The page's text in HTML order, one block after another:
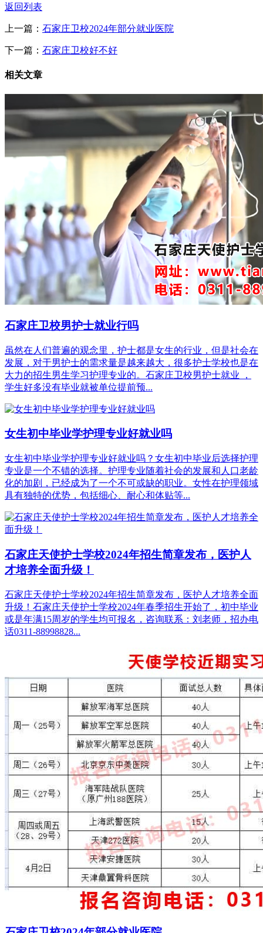
返回列表
上一篇： 石家庄卫校2024年部分就业医院
下一篇： 石家庄卫校好不好
相关文章
石家庄卫校男护士就业行吗
虽然在人们普遍的观念里，护士都是女生的行业，但是社会在
发展，对于男护士的需求量是越来越大，很多护士学校也是在
大力的招生男生学习护理专业的。石家庄卫校男护士就业 ，
学生好多没有毕业就被单位提前预...
女生初中毕业学护理专业好就业吗
女生初中毕业学护理专业好就业吗？女生初中毕业后选择护理
专业是一个不错的选择。护理专业随着社会的发展和人口老龄
化的加剧，已经成为了一个不可或缺的职业。女性在护理领域
具有独特的优势，包括细心、耐心和体贴等...
石家庄天使护士学校2024年招生简章发布，医护人
才培养全面升级！
石家庄天使护士学校2024年招生简章发布，医护人才培养全面
升级！石家庄天使护士学校2024年春季招生开始了，初中毕业
或是年满15周岁的学生均可报名，咨询联系：刘老师，招办电
话0311-88998828...